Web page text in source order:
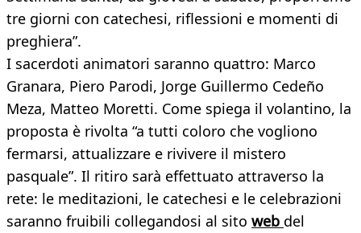
tre giorni con catechesi, riflessioni e momenti di
preghiera”.
I sacerdoti animatori saranno quattro: Marco
Granara, Piero Parodi, Jorge Guillermo Cedeño
Meza, Matteo Moretti. Come spiega il volantino, la
proposta è rivolta “a tutti coloro che vogliono
fermarsi, attualizzare e rivivere il mistero
pasquale”. Il ritiro sarà effettuato attraverso la
rete: le meditazioni, le catechesi e le celebrazioni
saranno fruibili collegandosi al sito web del